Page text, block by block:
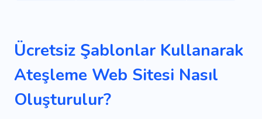
Tatil
Palmiyeler Resepsiyon
Atama
Çizim
Çerçeveler E-ticaret
Doldurma
Geçit
Iç Tasarım
Ücretsiz Şablonlar Kullanarak
Ateşleme Web Sitesi Nasıl
Oluşturulur?